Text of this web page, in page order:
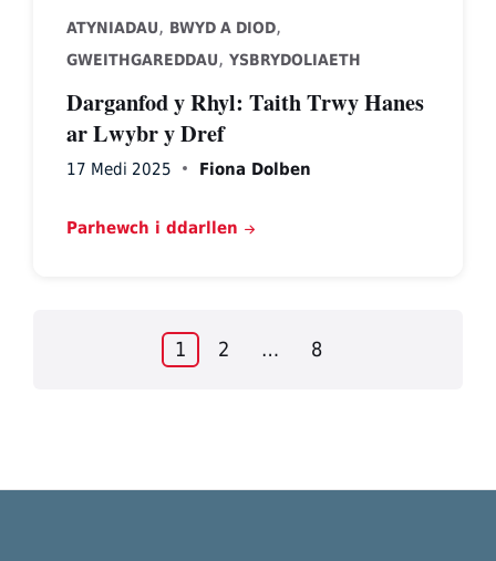
ATYNIADAU, BWYD A DIOD,
GWEITHGAREDDAU, YSBRYDOLIAETH
Darganfod y Rhyl: Taith Trwy Hanes
ar Lwybr y Dref
17 Medi 2025 Fiona Dolben
Parhewch i ddarllen
1 2 … 8